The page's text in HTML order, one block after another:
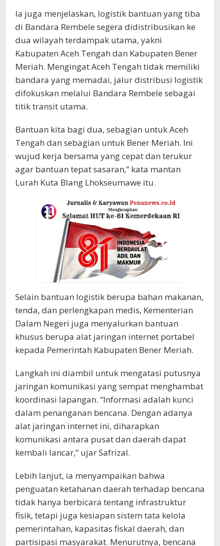
Ia juga menjelaskan, logistik bantuan yang tiba
di Bandara Rembele segera didistribusikan ke
dua wilayah terdampak utama, yakni
Kabupaten Aceh Tengah dan Kabupaten Bener
Meriah. Mengingat Aceh Tengah tidak memiliki
bandara yang memadai, jalur distribusi logistik
difokuskan melalui Bandara Rembele sebagai
titik transit utama.
Bantuan kita bagi dua, sebagian untuk Aceh
Tengah dan sebagian untuk Bener Meriah. Ini
wujud kerja bersama yang cepat dan terukur
agar bantuan tepat sasaran,” kata mantan
Lurah Kuta Blang Lhokseumawe itu.
Selain bantuan logistik berupa bahan makanan,
tenda, dan perlengkapan medis, Kementerian
Dalam Negeri juga menyalurkan bantuan
khusus berupa alat jaringan internet portabel
kepada Pemerintah Kabupaten Bener Meriah.
Langkah ini diambil untuk mengatasi putusnya
jaringan komunikasi yang sempat menghambat
koordinasi lapangan. “Informasi adalah kunci
dalam penanganan bencana. Dengan adanya
alat jaringan internet ini, diharapkan
komunikasi antara pusat dan daerah dapat
kembali lancar,” ujar Safrizal.
Lebih lanjut, ia menyampaikan bahwa
penguatan ketahanan daerah terhadap bencana
tidak hanya berbicara tentang infrastruktur
fisik, tetapi juga kesiapan sistem tata kelola
pemerintahan, kapasitas fiskal daerah, dan
partisipasi masyarakat. Menurutnya, bencana